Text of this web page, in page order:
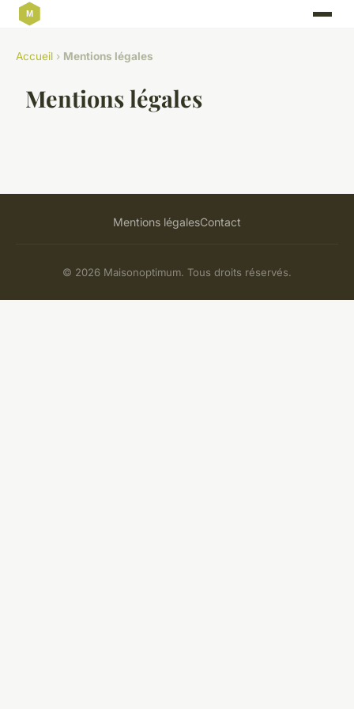
Accueil › Mentions légales
Mentions légales
Mentions légalesContact
© 2026 Maisonoptimum. Tous droits réservés.